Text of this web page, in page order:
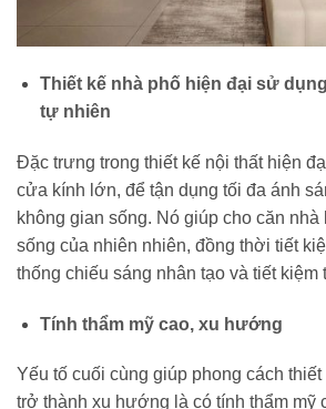
Thiết kế nhà phố hiện đại sử
tự nhiên
Đặc trưng trong thiết kế nội thất hiện
cửa kính lớn, để tận dụng tối đa ánh
không gian sống. Nó giúp cho căn
sống của nhiên nhiên, đồng thời tiết
thống chiếu sáng nhân tạo và tiết kiệm
Tính thẩm mỹ cao, xu hướng
Yếu tố cuối cùng giúp phong cách
trở thành xu hướng là có tính thẩm mỹ